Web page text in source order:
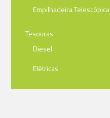
Empilhadeira Telescópica
Tesouras
Diesel
Elétricas